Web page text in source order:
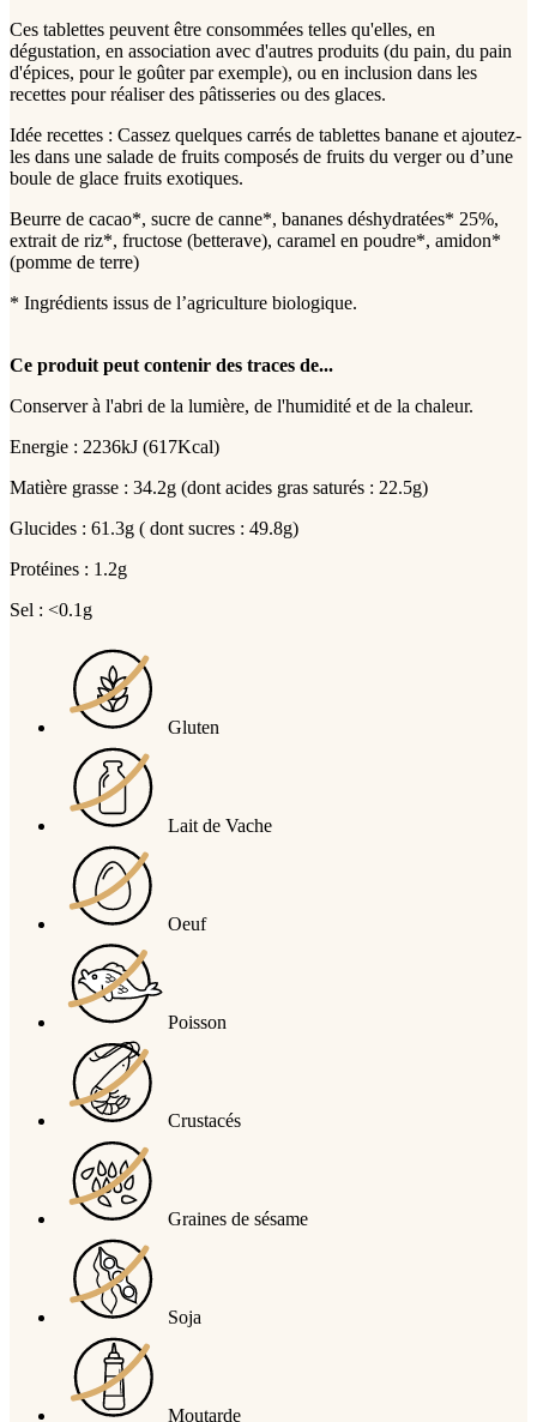
Ces tablettes peuvent être consommées telles qu'elles, en
dégustation, en association avec d'autres produits (du pain, du pain
d'épices, pour le goûter par exemple), ou en inclusion dans les
recettes pour réaliser des pâtisseries ou des glaces.
Idée recettes : Cassez quelques carrés de tablettes banane et ajoutez-
les dans une salade de fruits composés de fruits du verger ou d’une
boule de glace fruits exotiques.
Beurre de cacao*, sucre de canne*, bananes déshydratées* 25%,
extrait de riz*, fructose (betterave), caramel en poudre*, amidon*
(pomme de terre)
* Ingrédients issus de l’agriculture biologique.
Ce produit peut contenir des traces de...
Conserver à l'abri de la lumière, de l'humidité et de la chaleur.
Energie : 2236kJ (617Kcal)
Matière grasse : 34.2g (dont acides gras saturés : 22.5g)
Glucides : 61.3g ( dont sucres : 49.8g)
Protéines : 1.2g
Sel : <0.1g
Gluten
Lait de Vache
Oeuf
Poisson
Crustacés
Graines de sésame
Soja
Moutarde